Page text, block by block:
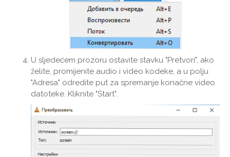
U sljedećem prozoru ostavite stavku "Pretvori", ako
želite, promijenite audio i video kodeke, a u polju
"Adresa" odredite put za spremanje konačne video
datoteke. Kliknite "Start".